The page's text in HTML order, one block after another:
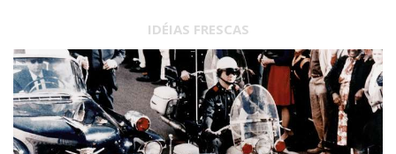
IDÉIAS FRESCAS